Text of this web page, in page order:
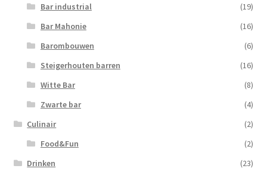
Bar industrial
(19)
Bar Mahonie
(16)
Barombouwen
(6)
Steigerhouten barren
(16)
Witte Bar
(8)
Zwarte bar
(4)
Culinair
(2)
Food&Fun
(2)
Drinken
(23)